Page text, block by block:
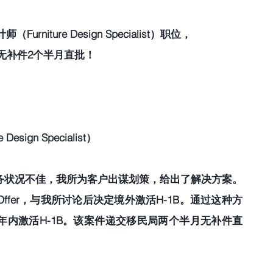
师（Furniture Design Specialist）职位，
补件2个半月直批！
Design Specialist）
况不佳，我所为客户出谋划策，给出了解决方案。
，与我所讨论后决定境外激活H-1B。通过这种方
内激活H-1B。该案件递交移民局两个半月无补件直